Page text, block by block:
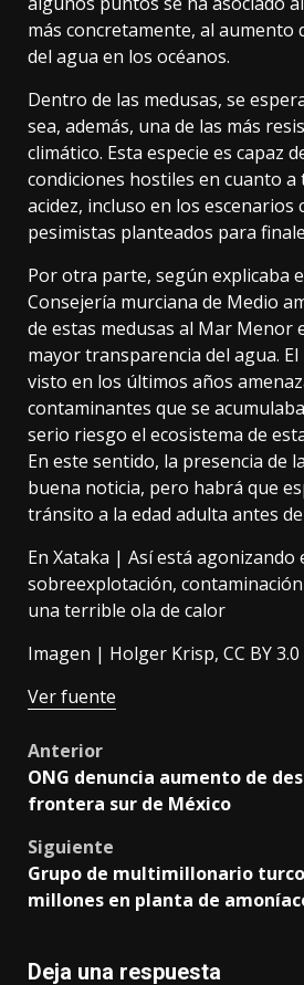
más concretamente, al aumento
del agua en los océanos.
Dentro de las medusas, se
sea, además, una de las más
climático. Esta especie es capaz
condiciones hostiles en cuanto
acidez, incluso en los escenarios
pesimistas planteados para
Por otra parte, según explicaba
Consejería murciana de Medio
de estas medusas al Mar Menor
mayor transparencia del agua.
visto en los últimos años
contaminantes que se
serio riesgo el ecosistema de
En este sentido, la presencia de
buena noticia, pero habrá que
tránsito a la edad adulta antes
En Xataka | Así está agonizando
sobreexplotación,
una terrible ola de calor
Imagen | Holger Krisp, CC BY 3.0
Ver fuente
Post
navigation
Anterior
ONG denuncia aumento de
frontera sur de México
Siguiente
Grupo de multimillonario
millones en planta de
Deja una respuesta